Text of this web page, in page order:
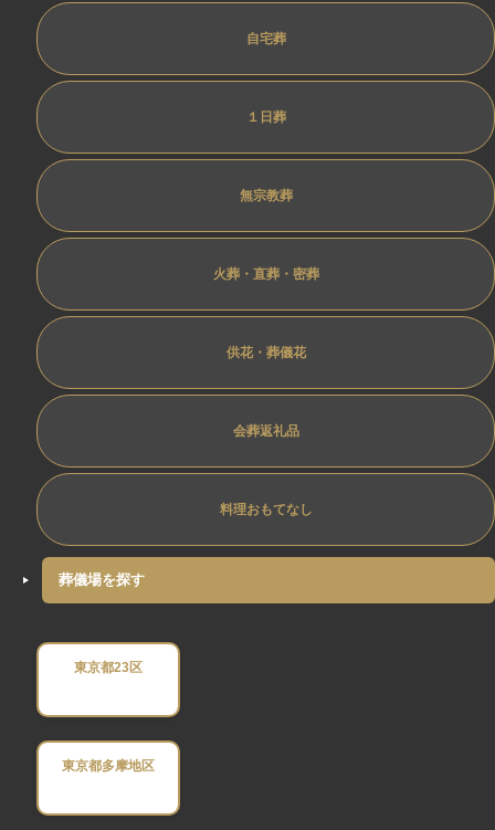
自宅葬
１日葬
無宗教葬
火葬・直葬・密葬
供花・葬儀花
会葬返礼品
料理おもてなし
葬儀場を探す
東京都23区
東京都多摩地区